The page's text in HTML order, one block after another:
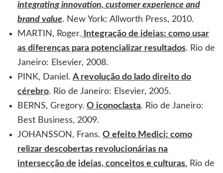
integrating innovation, customer experience and
brand value. New York: Allworth Press, 2010.
MARTIN, Roger.
Integração de ideias: como usar
as diferenças para potencializar resultados. Rio de
Janeiro: Elsevier, 2008.
PINK, Daniel. A revolução do lado direito do
cérebro. Rio de Janeiro: Elsevier, 2005.
BERNS, Gregory. O iconoclasta. Rio de Janeiro:
Best Business, 2009.
JOHANSSON, Frans. O efeito Medici: como
relizar descobertas revolucionárias na
intersecção de ideias, conceitos e culturas. Rio de